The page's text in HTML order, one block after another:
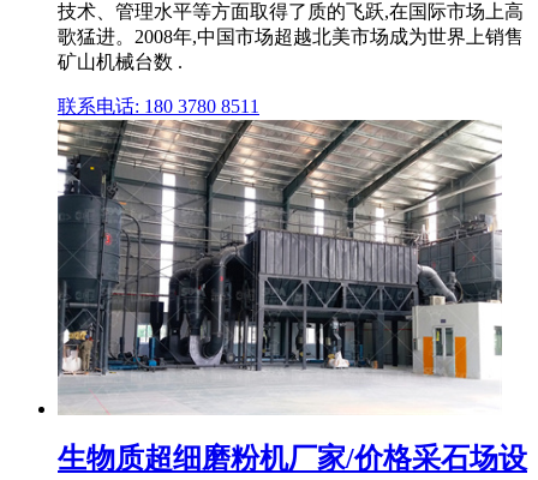
技术、管理水平等方面取得了质的飞跃,在国际市场上高
歌猛进。2008年,中国市场超越北美市场成为世界上销售
矿山机械台数 .
联系电话: 180 3780 8511
生物质超细磨粉机厂家/价格采石场设